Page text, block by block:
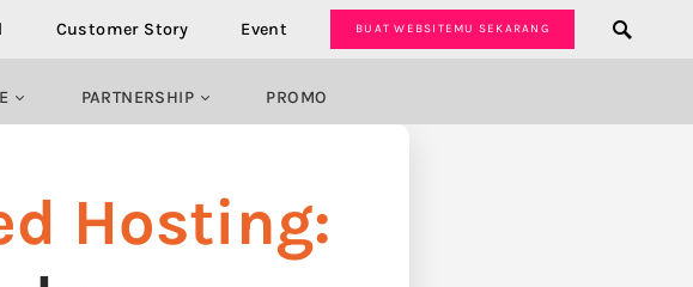
Customer Story Event BUAT WEBSITEMU SEKARANG
PARTNERSHIP PROMO
Hosting: